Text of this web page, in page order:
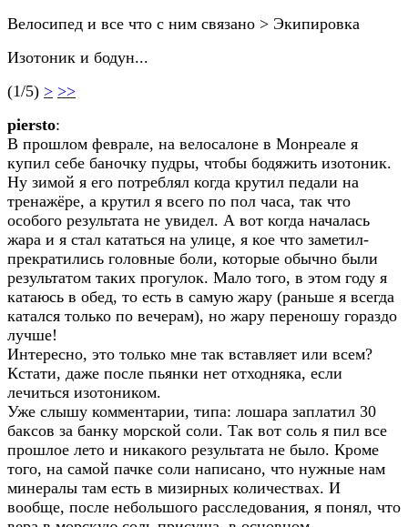
Велосипед и все что с ним связано > Экипировка
Изотоник и бодун...
(1/5) > >>
piersto:
В прошлом феврале, на велосалоне в Монреале я
купил себе баночку пудры, чтобы бодяжить изотоник.
Ну зимой я его потреблял когда крутил педали на
тренажёре, а крутил я всего по пол часа, так что
особого результата не увидел. А вот когда началась
жара и я стал кататься на улице, я кое что заметил-
прекратились головные боли, которые обычно были
результатом таких прогулок. Мало того, в этом году я
катаюсь в обед, то есть в самую жару (раньше я всегда
катался только по вечерам), но жару переношу гораздо
лучше!
Интересно, это только мне так вставляет или всем?
Кстати, даже после пьянки нет отходняка, если
лечиться изотоником.
Уже слышу комментарии, типа: лошара заплатил 30
баксов за банку морской соли. Так вот соль я пил все
прошлое лето и никакого результата не было. Кроме
того, на самой пачке соли написано, что нужные нам
минералы там есть в мизирных количествах. И
вообще, после небольшого расследования, я понял, что